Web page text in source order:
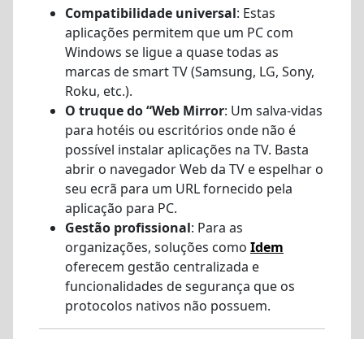
Compatibilidade universal: Estas
aplicações permitem que um PC com
Windows se ligue a quase todas as
marcas de smart TV (Samsung, LG, Sony,
Roku, etc.).
O truque do “Web Mirror: Um salva-vidas
para hotéis ou escritórios onde não é
possível instalar aplicações na TV. Basta
abrir o navegador Web da TV e espelhar o
seu ecrã para um URL fornecido pela
aplicação para PC.
Gestão profissional: Para as
organizações, soluções como Idem
oferecem gestão centralizada e
funcionalidades de segurança que os
protocolos nativos não possuem.